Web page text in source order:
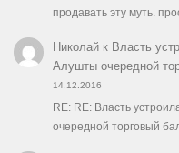
продавать эту муть.
Николайк Власть
Алушты очередной
14.12.2016
RE: RE: Власть
очередной торговый